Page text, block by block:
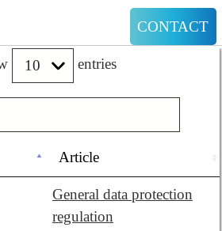
CONTACT
entries
Article
General data protection
regulation